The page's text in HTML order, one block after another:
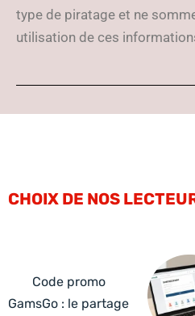
type de piratage et ne
utilisation de ces
CHOIX DE NOS
Code promo
GamsGo : le partage